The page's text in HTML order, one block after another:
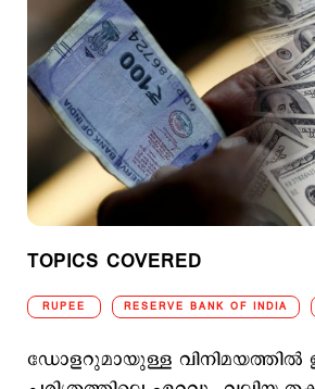
TOPICS COVERED
RUPEE RESERVE BANK OF INDIA
ഡോളറുമായുള്ള വിനിമയത്തിൽ